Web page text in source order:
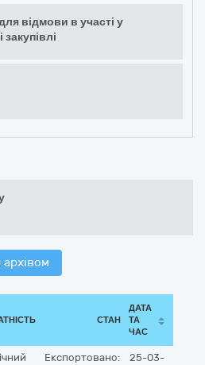
відмови в участі у
СТАН
ДАТА
ТА
ЧАС
Експортовано:
25-03-